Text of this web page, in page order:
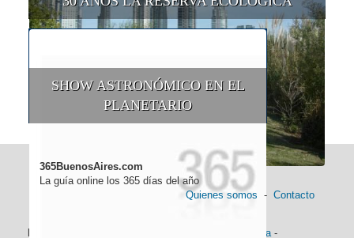
SHOW ASTRONÓMICO EN EL
PLANETARIO
365BuenosAires.com
La guía online los 365 días del año
Quienes somos - Contacto
Historia-